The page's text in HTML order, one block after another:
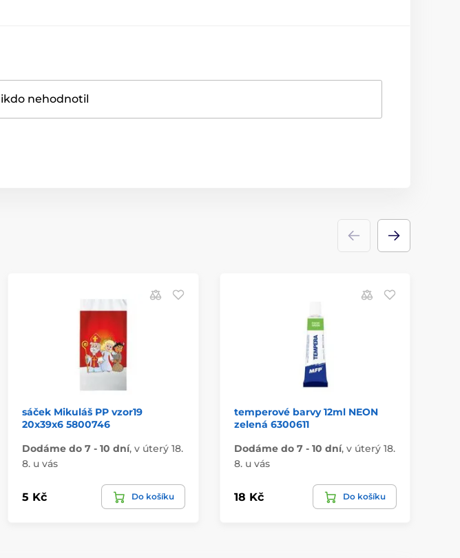
nehodnotil
sáček Mikuláš PP vzor19
20x39x6 5800746
Dodáme do 7 - 10 dní, v úterý 18.
8. u vás
5 Kč Do košíku
temperové barvy 12ml NEON
zelená 6300611
Dodáme do 7 - 10 dní, v úterý 18.
8. u vás
18 Kč Do košíku